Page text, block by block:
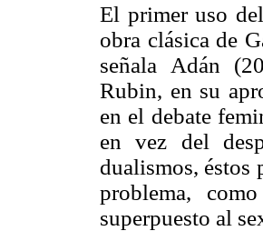
El primer uso
obra clásica de
señala Adán
Rubin, en su
en el debate
en vez del
dualismos, éstos
problema,
superpuesto al